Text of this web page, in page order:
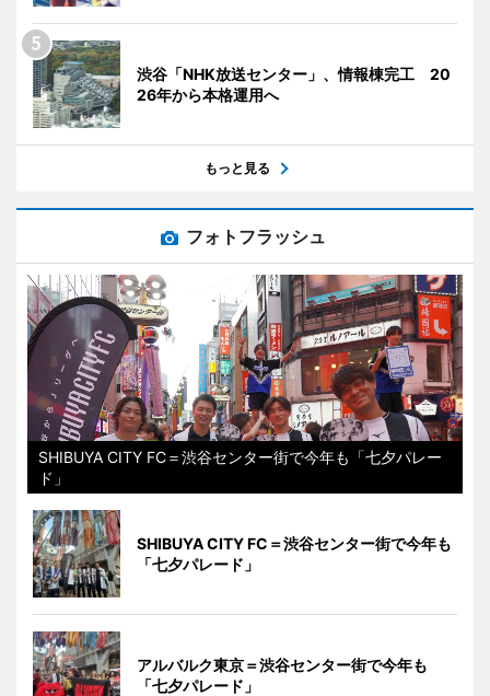
渋谷「NHK放送センター」、情報棟完工 20
26年から本格運用へ
もっと見る
フォトフラッシュ
SHIBUYA CITY FC＝渋谷センター街で今年も「七夕パレー
ド」
SHIBUYA CITY FC＝渋谷センター街で今年も
「七夕パレード」
アルバルク東京＝渋谷センター街で今年も
「七夕パレード」